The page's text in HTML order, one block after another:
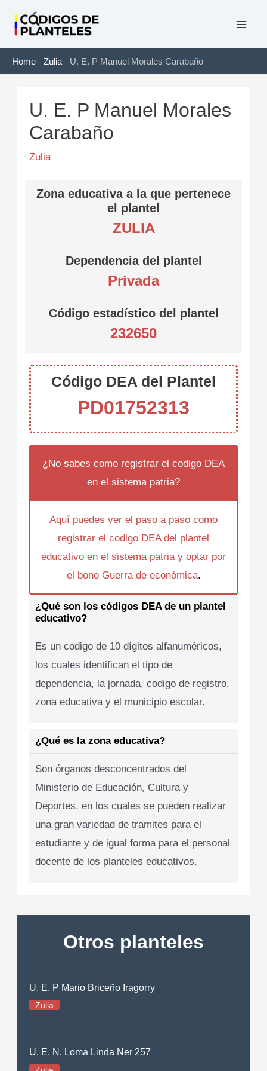
contenido
Home - Zulia - U. E. P Manuel Morales Carabaño
U. E. P Manuel Morales
Carabaño
Zulia
Zona educativa a la que pertenece
el plantel
ZULIA
Dependencia del plantel
Privada
Código estadístico del plantel
232650
Código DEA del Plantel
PD01752313
¿No sabes como registrar el codigo DEA
en el sistema patria?
Aquí puedes ver el paso a paso como
registrar el codigo DEA del plantel
educativo en el sistema patria y optar por
el bono Guerra de económica.
¿Qué son los códigos DEA de un plantel
educativo?
Es un codigo de 10 dígitos alfanuméricos,
los cuales identifican el tipo de
dependencia, la jornada, codigo de registro,
zona educativa y el municipio escolar.
¿Qué es la zona educativa?
Son órganos desconcentrados del
Ministerio de Educación, Cultura y
Deportes, en los cuales se pueden realizar
una gran variedad de tramites para el
estudiante y de igual forma para el personal
docente de los planteles educativos.
Otros planteles
U. E. P Mario Briceño Iragorry
Zulia
U. E. N. Loma Linda Ner 257